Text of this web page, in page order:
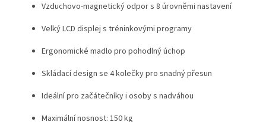
Vzduchovo-magnetický odpor s 8 úrovněmi nastavení
Velký LCD displej s tréninkovými programy
Ergonomické madlo pro pohodlný úchop
Skládací design se 4 kolečky pro snadný přesun
Ideální pro začátečníky i osoby s nadváhou
Maximální nosnost: 150 kg